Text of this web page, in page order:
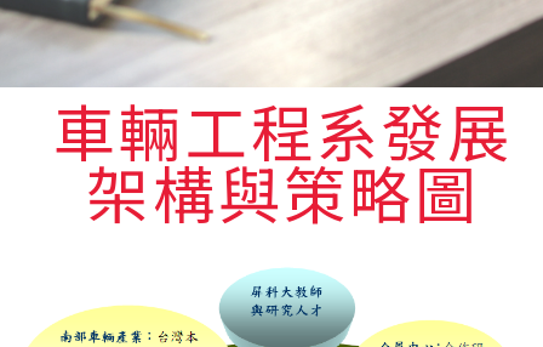
車輛工程系發展
架構與策略圖